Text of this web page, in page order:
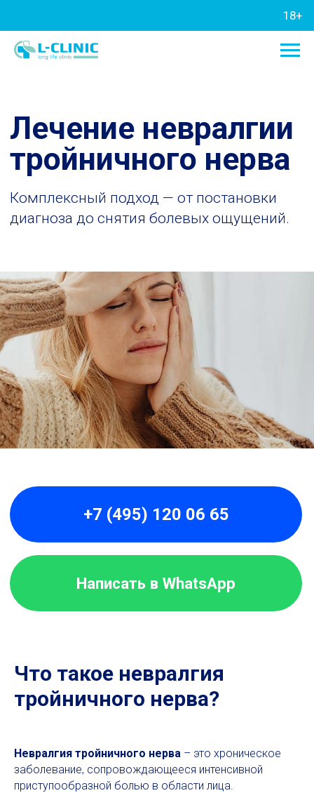
Написать в WhatsApp
+7 (495) 120 06 65
Комплексный подход — от постановки
диагноза до снятия болевых ощущений.
тройничного нерва
Что такое невралгия
тройничного нерва?
Невралгия тройничного нерва – это хроническое
заболевание, сопровождающееся интенсивной
приступообразной болью в области лица.